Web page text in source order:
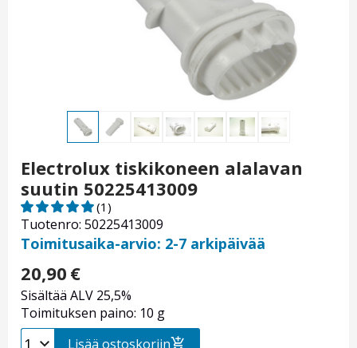
Electrolux tiskikoneen alalavan
suutin 50225413009
Tuotenro: 50225413009
(1)
Toimitusaika-arvio: 2-7 arkipäivää
20,90 €
Sisältää ALV 25,5%
Toimituksen paino: 10 g
Lisää ostoskoriin